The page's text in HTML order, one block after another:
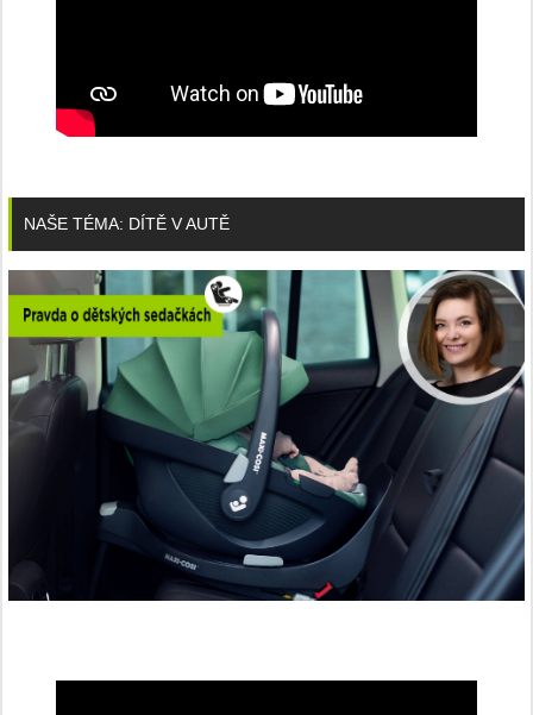
NAŠE TÉMA: DÍTĚ V AUTĚ